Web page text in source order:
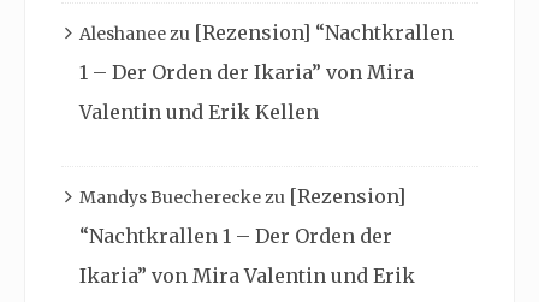
Aleshaneezu [Rezension] “Nachtkrallen
1 – Der Orden der Ikaria” von Mira
Valentin und Erik Kellen
Mandys Buechereckezu [Rezension]
“Nachtkrallen 1 – Der Orden der
Ikaria” von Mira Valentin und Erik